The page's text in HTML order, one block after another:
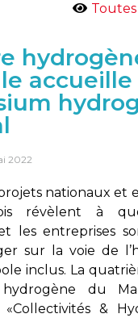
2022
nationaux et
révèlent à
les entreprises
sur la voie de
inclus. La
hydrogène du
«Collectivités &